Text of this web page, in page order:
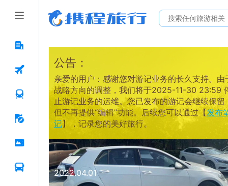
公告：
亲爱的用户：感谢您对游记业务的长久支持。由
战略方向的调整，我们将于2025-11-30 23:59
止游记业务的运维。您已发布的游记会继续保留
但不再提供“编辑”功能。后续您可以通过【发布
记】，记录您的美好旅行。
2022.04.01